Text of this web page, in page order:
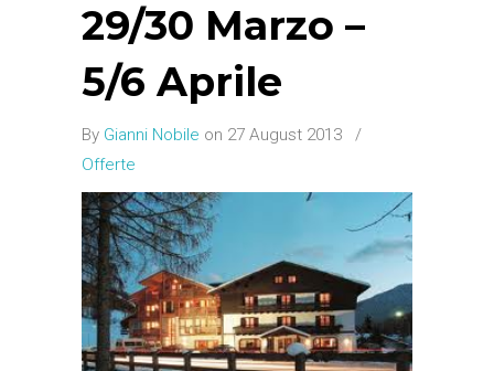
29/30 Marzo –
5/6 Aprile
By Gianni Nobile on 27 August 2013
/
Offerte